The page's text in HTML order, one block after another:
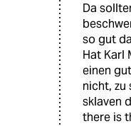
Da
so gut
Hat Karl
einen
nicht, zu
sklaven
there is